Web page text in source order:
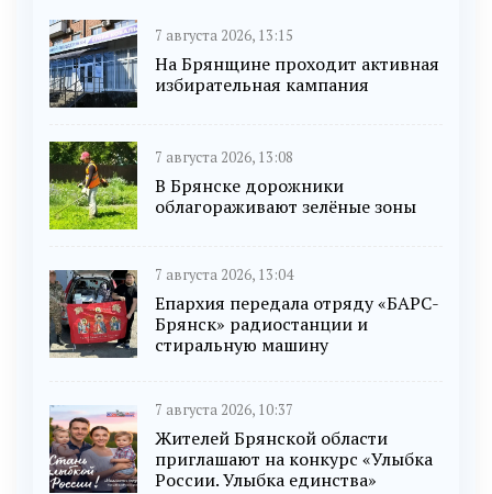
7 августа 2026, 13:15
На Брянщине проходит активная
избирательная кампания
7 августа 2026, 13:08
В Брянске дорожники
облагораживают зелёные зоны
7 августа 2026, 13:04
Епархия передала отряду «БАРС-
Брянск» радиостанции и
стиральную машину
7 августа 2026, 10:37
Жителей Брянской области
приглашают на конкурс «Улыбка
России. Улыбка единства»